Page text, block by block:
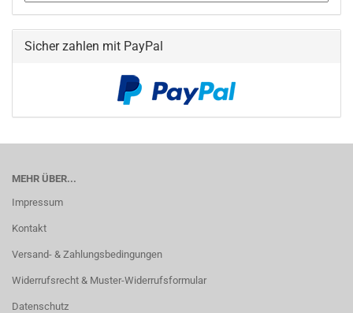
Sicher zahlen mit PayPal
MEHR ÜBER...
Impressum
Kontakt
Versand- & Zahlungsbedingungen
Widerrufsrecht & Muster-Widerrufsformular
Datenschutz